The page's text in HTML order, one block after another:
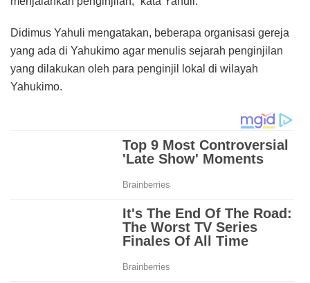
Didimus Yahuli mengatakan, beberapa organisasi gereja
yang ada di Yahukimo agar menulis sejarah penginjilan
yang dilakukan oleh para penginjil lokal di wilayah
Yahukimo.